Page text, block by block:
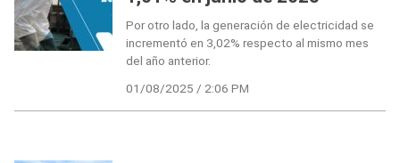
Por otro lado, la generación de electricidad se
incrementó en 3,02% respecto al mismo mes
del año anterior.
01/08/2025 / 2:06 PM